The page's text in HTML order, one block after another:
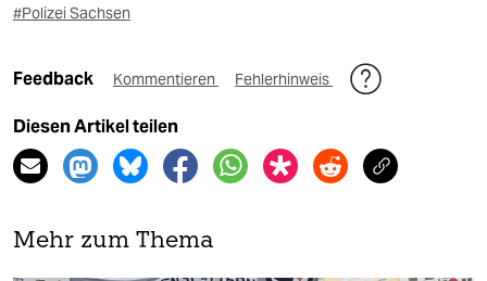
#Polizei Sachsen
Feedback Kommentieren Fehlerhinweis
Diesen Artikel teilen
Mehr zum Thema